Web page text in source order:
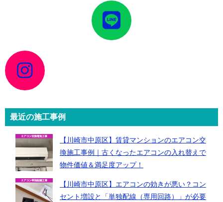
イ
コ
ン
リ
イ
コ
ン
リ
最近の施工事例
【川崎市中原区】賃貸マンションのエアコン交
換施工事例｜古くなったエアコンの入れ替えで
物件価値＆満足度アップ！
【川崎市中原区】エアコンの効きが悪い？コン
セント増設と「単独配線（専用回路）」が必要